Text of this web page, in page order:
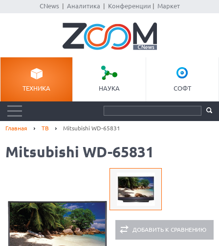
CNews| Аналитика Конференции Маркет
ТЕХНИКА НАУКА СОФТ
Главная ТВ Mitsubishi WD-65831
Mitsubishi WD-65831
ДОБАВИТЬ К СРАВНЕНИЮ